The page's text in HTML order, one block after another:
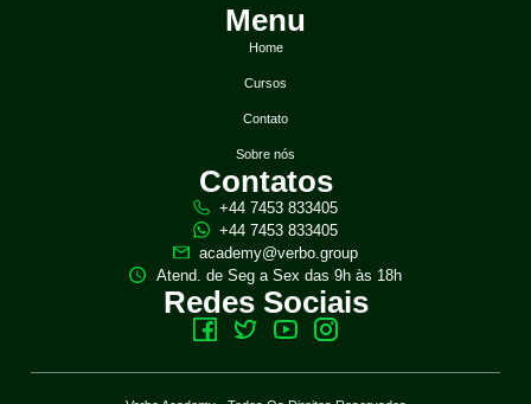
Menu
Home
Cursos
Contato
Sobre nós
Contatos
+44 7453 833405
+44 7453 833405
academy@verbo.group
Atend. de Seg a Sex das 9h às 18h
Redes Sociais